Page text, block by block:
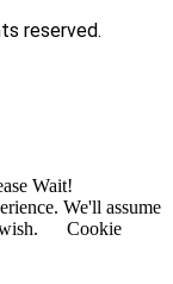
reserved.
We'll assume
Cookie